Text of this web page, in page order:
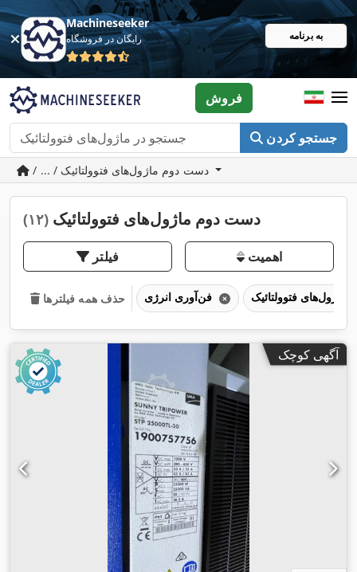
Machineseeker
رایگان در فروشگاه به برنامه
جستجو کردن
فروش
دست دوم ماژول‌های فتوولتائیک (۱۲)
فیلتر اهمیت
حذف همه فیلترها
آگهی کوچک